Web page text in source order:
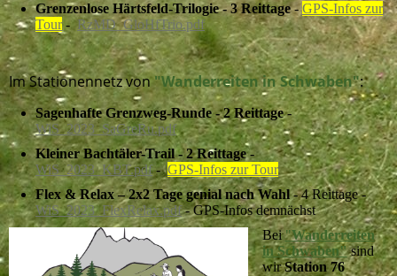
Grenzenlose Härtsfeld-Trilogie - 3 Reittage-GPS-Infos zur
Tour -RzMD_GloHfTrio.pdf
Im Stationennetz von"Wanderreiten in Schwaben":
Sagenhafte Grenzweg-Runde - 2 Reittage-
WiS_2023_SaGreRu.pdf
Kleiner Bachtäler-Trail - 2 Reittage-
WiS_2023_KBT.pdf-GPS-Infos zur Tour
Flex & Relax – 2x2 Tage genial nach Wahl- 4 Reittage -
WiS_2023_FlexRelax.pdf- GPS-Infos demnächst
Bei"Wanderreiten
in Schwaben"sind
wirStation 76